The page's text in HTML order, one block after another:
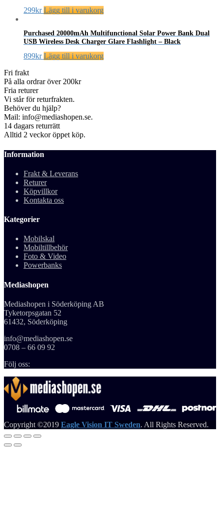
299kr Lägg till i varukorg
Purchased 20000mAh Multifunctional Solar Power Bank Dual
USB Wireless Desk Charger Glare Flashlight – Black
899kr Lägg till i varukorg
Fri frakt
På alla ordrar över 200kr
Fria returer
Vi står för returfrakten.
Behöver du hjälp?
Mail: info@mediashopen.se.
14 dagars returrätt
Alltid 2 veckor öppet köp.
Information
Frakt & Leverans
Returer
Köpvillkor
Kontakta oss
Kategorier
Mobilskal
Mobiltillbehör
Foto & Video
Powerbanks
Mediashopen
Mediashopen i Söderköping AB
Tyketorpsgatan 52
61432, Söderköping
info@mediashopen.se
0708 – 66 09 92
Följ oss:
Copyright ©2019 Eagle Vision IT Sweden. All Rights Reserved.